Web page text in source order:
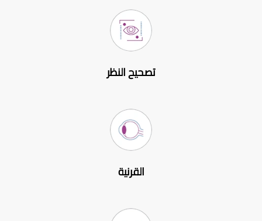
تصحيح النظر
القرنية